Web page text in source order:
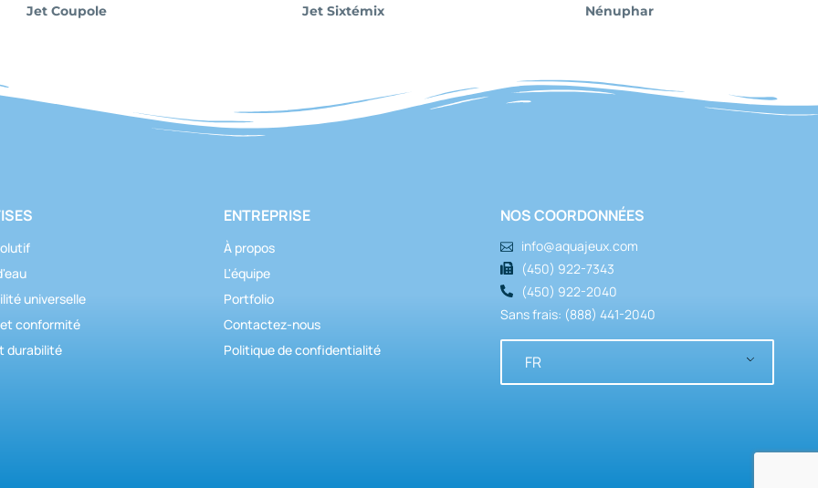
Jet Coupole Jet Sixtémix Nénuphar
universelle
conformité
durabilité
ENTREPRISE
À propos
L'équipe
Portfolio
Contactez-nous
Politique de confidentialité
NOS COORDONNÉES
info@aquajeux.com
(450) 922-7343
(450) 922-2040
Sans frais: (888) 441-2040
FR